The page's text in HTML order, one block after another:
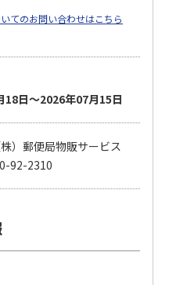
てのお問い合わせはこちら
18日～2026年07月15日
）郵便局物販サービス
92-2310